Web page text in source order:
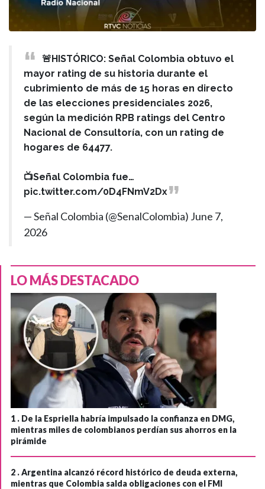
🚨HISTÓRICO: Señal Colombia obtuvo el
mayor rating de su historia durante el
cubrimiento de más de 15 horas en directo
de las elecciones presidenciales 2026,
según la medición RPB ratings del Centro
Nacional de Consultoría, con un rating de
hogares de 64477.
📺Señal Colombia fue…
pic.twitter.com/0D4FNmV2Dx
— Señal Colombia (@SenalColombia) June 7,
2026
LO MÁS DESTACADO
1 . De la Espriella habría impulsado la confianza en DMG,
mientras miles de colombianos perdían sus ahorros en la
pirámide
2 .Argentina alcanzó récord histórico de deuda externa,
mientras que Colombia salda obligaciones con el FMI